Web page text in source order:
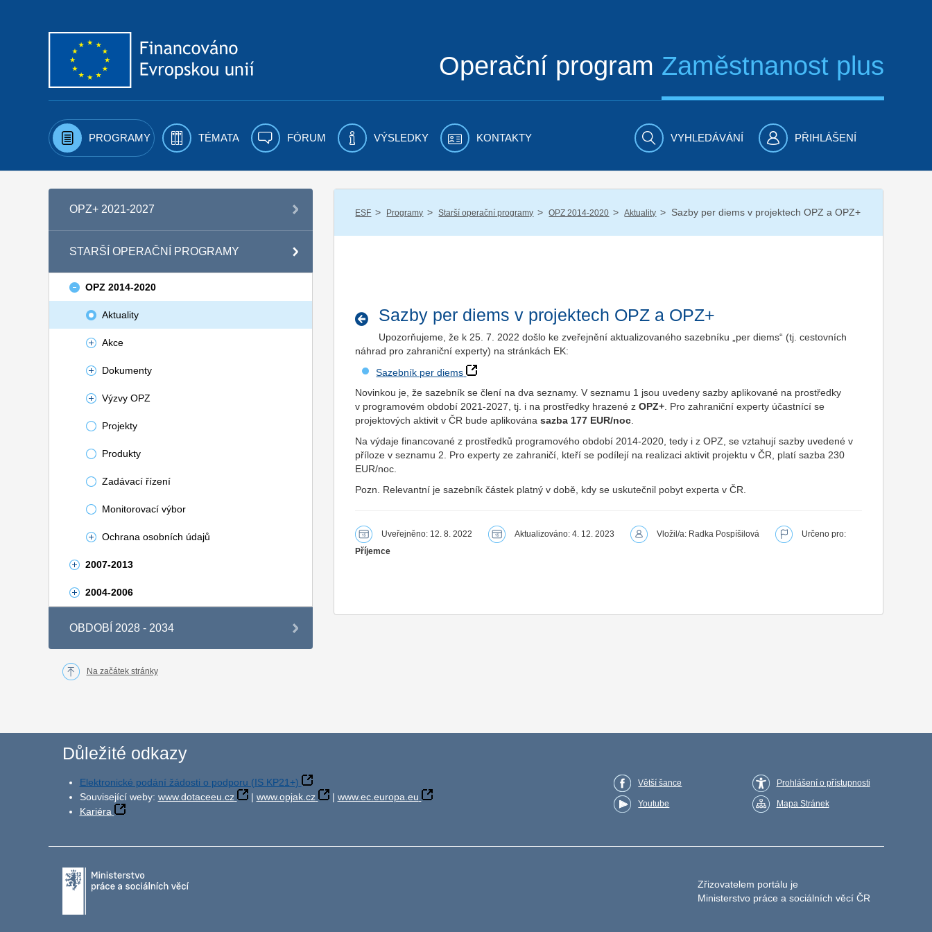
Operační program Zaměstnanost plus
PROGRAMY TÉMATA FÓRUM VÝSLEDKY KONTAKTY VYHLEDÁVÁNÍ PŘIHLÁŠENÍ
OPZ+ 2021-2027
STARŠÍ OPERAČNÍ PROGRAMY
OPZ 2014-2020
Aktuality
Akce
Dokumenty
Výzvy OPZ
Projekty
Produkty
Zadávací řízení
Monitorovací výbor
Ochrana osobních údajů
2007-2013
2004-2006
OBDOBÍ 2028 - 2034
ESF / Programy / Starší operační programy / OPZ 2014-2020 / Aktuality / Sazby per diems v projektech OPZ a OPZ+
Sazby per diems v projektech OPZ a OPZ+
Upozorňujeme, že k 25. 7. 2022 došlo ke zveřejnění aktualizovaného sazebníku „per diems“ (tj. cestovních
náhrad pro zahraniční experty) na stránkách EK:
Sazebník per diems
Novinkou je, že sazebník se člení na dva seznamy. V seznamu 1 jsou uvedeny sazby aplikované na prostředky
v programovém období 2021-2027, tj. i na prostředky hrazené z OPZ+ . Pro zahraniční experty účastnící se
projektových aktivit v ČR bude aplikovánasazba 177 EUR/noc
Na výdaje financované z prostředků programového období 2014-2020, tedy i z OPZ, se vztahují sazby uvedené v
příloze v seznamu 2. Pro experty ze zahraničí, kteří se podílejí na realizaci aktivit projektu v ČR, platí sazba 230
EUR/noc.
Pozn. Relevantní je sazebník částek platný v době, kdy se uskutečnil pobyt experta v ČR.
Uveřejněno: 12. 8. 2022 Aktualizováno: 4. 12. 2023 Vložil/a: Radka Pospíšilová
Určeno pro:
Příjemce
Na začátek stránky
Důležité odkazy
Elektronické podání žádosti o podporu (IS KP21+)
Související weby: www.dotaceeu.cz | www.opjak.cz | www.ec.europa.eu
Kariéra
Větší šance
Youtube
Prohlášení o přístupnosti
Mapa Stránek
Zřizovatelem portálu je
Ministerstvo práce a sociálních věcí ČR